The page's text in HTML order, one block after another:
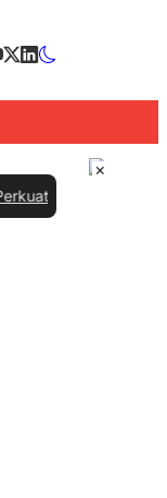
dengan Pemprov
×